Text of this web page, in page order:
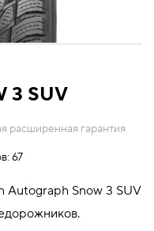
3 SUV
расширенная гарантия
67
Autograph Snow 3 SUV